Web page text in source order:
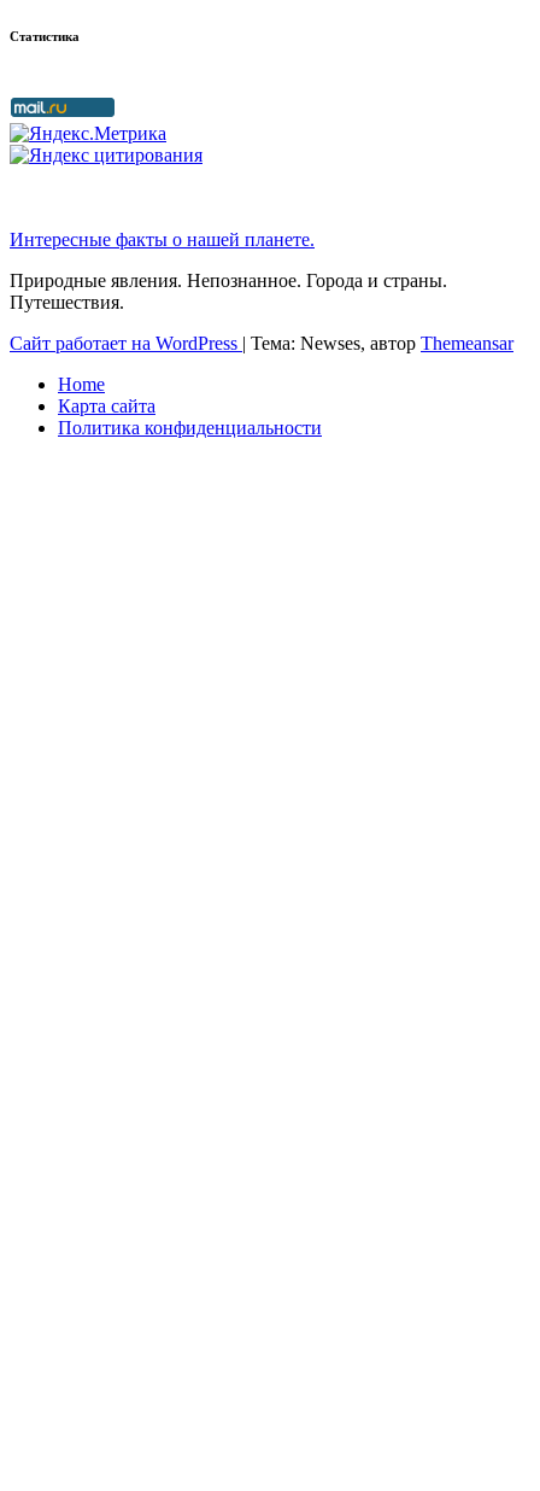
Статистика
Интересные факты о нашей планете.
Природные явления. Непознанное. Города и страны.
Путешествия.
Сайт работает на WordPress | Тема: Newses, автор Themeansar
Home
Карта сайта
Политика конфиденциальности